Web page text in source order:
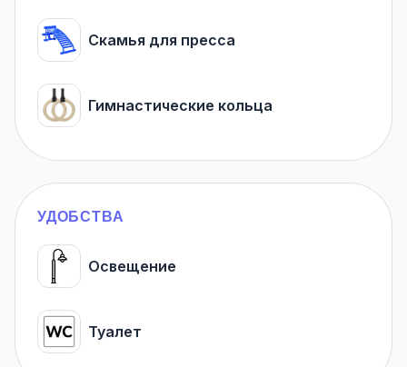
Скамья для пресса
Гимнастические кольца
УДОБСТВА
Освещение
Туалет